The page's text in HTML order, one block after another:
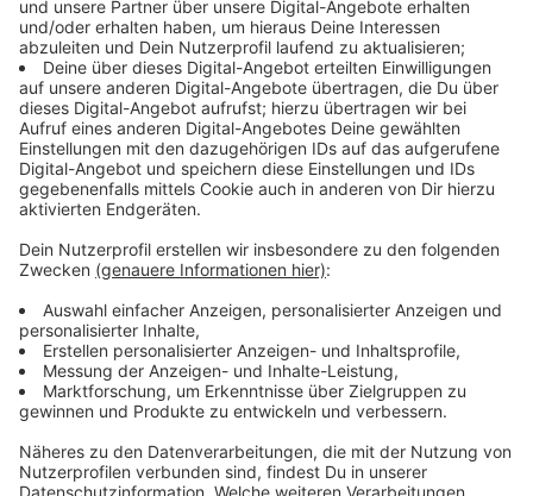
Leidenschaft fürs Kochen, mit der seine Fans genauso
begeistert. Über all das und seine neue Single "Castle"
hat Alle Farben im Interview mit Kai Klüting
gesprochen, das ihr hier hören könnt.
Anzeige
Interview vom anderen Ende der Welt
Anzeige
Eigentlich wäre Frans Zimmer alias Alle Farben jetzt
auf Radio-Promotion-Tour. Heißt er gibt jede Menge
Interviews zu seiner neuen Single “Castle”. Aber, wir
und fast alle anderen Sender lassen auch Stars wie ihn
nicht rein. Also gibt er seine Interviews über das